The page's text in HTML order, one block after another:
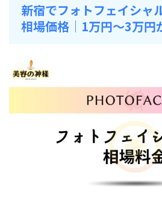
新宿でフォトフェイシャ
相場価格｜1万円～3万円